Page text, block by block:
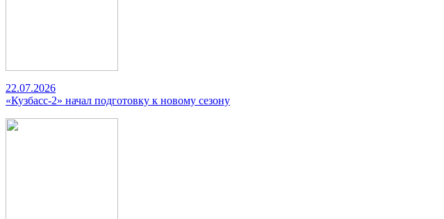
22.07.2026
«Кузбасс-2» начал подготовку к новому сезону